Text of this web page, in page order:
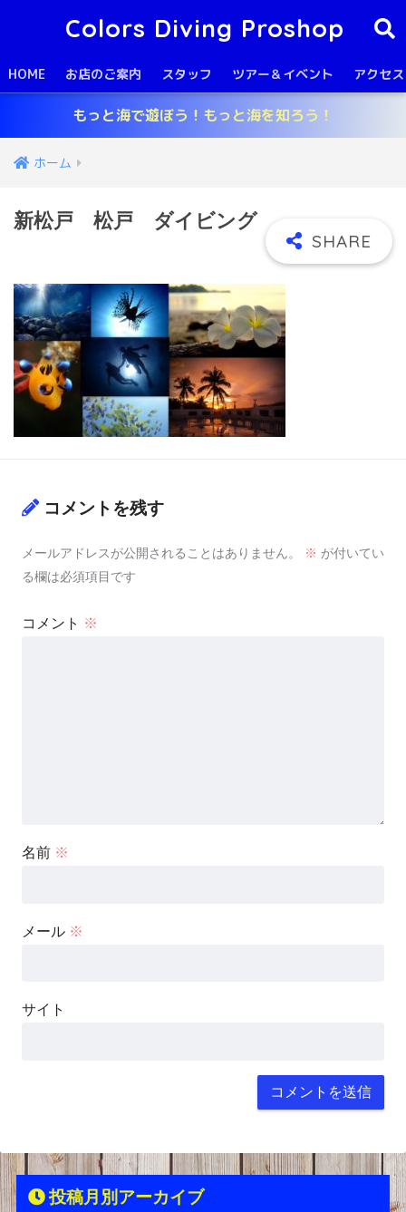
Colors Diving Proshop
HOME お店のご案内 スタッフ ツアー＆イベント アクセス
もっと海で遊ぼう！もっと海を知ろう！
ホーム
新松戸 松戸 ダイビング
コメントを残す
メールアドレスが公開されることはありません。 ※ が付いてい
る欄は必須項目です
コメント ※
名前 ※
メール ※
サイト
投稿月別アーカイブ